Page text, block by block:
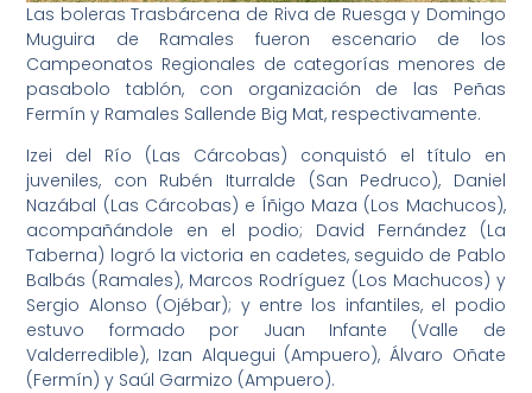
Las boleras Trasbárcena de Riva de Ruesga y Domingo
Muguira de Ramales fueron escenario de los
Campeonatos Regionales de categorías menores de
pasabolo tablón, con organización de las Peñas
Fermín y Ramales Sallende Big Mat, respectivamente.
Izei del Río (Las Cárcobas) conquistó el título en
juveniles, con Rubén Iturralde (San Pedruco), Daniel
Nazábal (Las Cárcobas) e Íñigo Maza (Los Machucos),
acompañándole en el podio; David Fernández (La
Taberna) logró la victoria en cadetes, seguido de Pablo
Balbás (Ramales), Marcos Rodríguez (Los Machucos) y
Sergio Alonso (Ojébar); y entre los infantiles, el podio
estuvo formado por Juan Infante (Valle de
Valderredible), Izan Alquegui (Ampuero), Álvaro Oñate
(Fermín) y Saúl Garmizo (Ampuero).